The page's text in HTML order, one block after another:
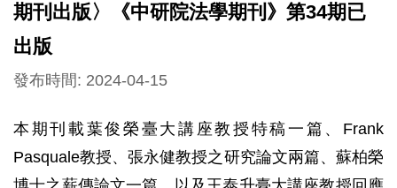
期刊出版〉《中研院法學期刊》第34期已
出版
發布時間: 2024-04-15
本期刊載葉俊榮臺大講座教授特稿一篇、Frank
Pasquale教授、張永健教授之研究論文兩篇、蘇柏榮